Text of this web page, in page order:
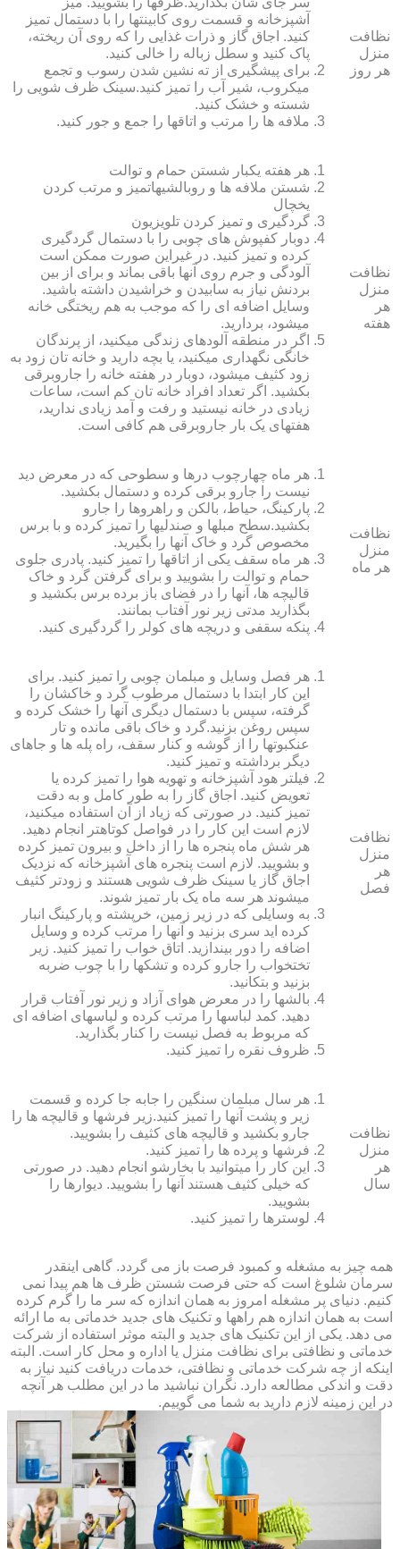
نظافت
منزل
هر روز
آشپزخانه و قسمت روی کابینت‏ها را با دستمال تمیز
کنید. اجاق گاز و ذرات غذایی را که روی آن ریخته،
پاک کنید و سطل زباله را خالی کنید.
برای پیشگیری از ته نشین شدن رسوب و تجمع
میکروب، شیر آب را تمیز کنید.سینک ظرف شویی را
شسته و خشک کنید.
ملافه‏ ها را مرتب و اتاق‏ها را جمع و جور کنید.
نظافت
منزل
هر
هفته
هر هفته یکبار شستن حمام و توالت
شستن ملافه‏ ها و روبالشی‎هاتمیز و مرتب کردن
یخچال
گردگیری و تمیز کردن تلویزیون
دوبار کفپوش‏ های چوبی را با دستمال گردگیری
کرده و تمیز کنید. در غیراین صورت ممکن است
آلودگی و جرم روی آنها باقی بماند و برای از بین
بردنش نیاز به سابیدن و خراشیدن داشته باشید.
وسایل اضافه ای را که موجب به هم ریختگی خانه
می‏شود، بردارید.
اگر در منطقه آلوده‏ای زندگی می‏کنید، از پرندگان
خانگی نگهداری می‏کنید، یا بچه دارید و خانه‏ تان زود به
زود کثیف می‏شود، دوبار در هفته خانه را جاروبرقی
بکشید. اگر تعداد افراد خانه ‏تان کم است، ساعات
زیادی در خانه نیستید و رفت و آمد زیادی ندارید،
هفته‏ای یک بار جاروبرقی هم کافی است.
نظافت
منزل
هر ماه
هر ماه چهارچوب درها و سطوحی که در معرض دید
نیست را جارو برقی کرده و دستمال بکشید.
پارکینگ، حیاط، بالکن و راهروها را جارو
بکشید.سطح مبل‏ها و صندلی‏ها را تمیز کرده و با برس
مخصوص گرد و خاک آنها را بگیرید.
هر ماه سقف یکی از اتاق‏ها را تمیز کنید. پادری جلوی
حمام و توالت را بشویید و برای گرفتن گرد و خاک
قالیچه‏ ها، آنها را در فضای باز برده برس بکشید و
بگذارید مدتی زیر نور آفتاب بمانند.
پنکه سقفی و دریچه‏ های کولر را گردگیری کنید.
نظافت
منزل
هر
فصل
هر فصل وسایل و مبلمان چوبی را تمیز کنید. برای
این کار ابتدا با دستمال مرطوب گرد و خاک‏شان را
گرفته، سپس با دستمال دیگری آنها را خشک کرده و
سپس روغن بزنید.گرد و خاک باقی مانده و تار
عنکبوت‏ها را از گوشه و کنار سقف، راه پله‏ ها و جاهای
دیگر برداشته و تمیز کنید.
فیلتر هود آشپزخانه و تهویه هوا را تمیز کرده یا
تعویض کنید. اجاق گاز را به طور کامل و به دقت
تمیز کنید. در صورتی که زیاد از آن استفاده می‏کنید،
لازم است این کار را در فواصل کوتاه‏تر انجام دهید.
هر شش ماه پنجره‏ ها را از داخل و بیرون تمیز کرده
و بشویید. لازم است پنجره‏ های آشپزخانه که نزدیک
اجاق گاز یا سینک ظرف شویی هستند و زودتر کثیف
می‏شوند هر سه ماه یک بار تمیز شوند.
به وسایلی که در زیر زمین، خرپشته و پارکینگ انبار
کرده‏ اید سری بزنید و آنها را مرتب کرده و وسایل
اضافه را دور بیندازید. اتاق خواب را تمیز کنید. زیر
تختخواب را جارو کرده و تشک‏ها را با چوب ضربه
بزنید و بتکانید.
بالش‏ها را در معرض هوای آزاد و زیر نور آفتاب قرار
دهید. کمد لباس‏ها را مرتب کرده و لباس‏های اضافه ای
که مربوط به فصل نیست را کنار بگذارید.
ظروف نقره را تمیز کنید.
نظافت
منزل
هر
سال
هر سال مبلمان سنگین را جابه جا کرده و قسمت
زیر و پشت آنها را تمیز کنید.زیر فرش‏ها و قالیچه‏ ها را
جارو بکشید و قالیچه‏ های کثیف را بشویید.
فرش‏ها و پرده ‏ها را تمیز کنید.
این کار را می‏توانید با بخارشو انجام دهید. در صورتی
که خیلی کثیف هستند آنها را بشویید. دیوارها را
بشویید.
لوسترها را تمیز کنید.
همه چیز به مشغله و کمبود فرصت باز می گردد. گاهی اینقدر
سرمان شلوغ است که حتی فرصت شستن ظرف ها هم پیدا نمی
کنیم. دنیای پر مشغله امروز به همان اندازه که سر ما را گرم کرده
است به همان اندازه هم راهها و تکنیک های جدید خدماتی به ما ارائه
می دهد. یکی از این تکنیک های جدید و البته موثر استفاده از شرکت
خدماتی و نظافتی برای نظافت منزل یا اداره و محل کار است. البته
اینکه از چه شرکت خدماتی و نظافتی، خدمات دریافت کنید نیاز به
دقت و اندکی مطالعه دارد. نگران نباشید ما در این مطلب هر آنچه
در این زمینه لازم دارید به شما می گوییم.